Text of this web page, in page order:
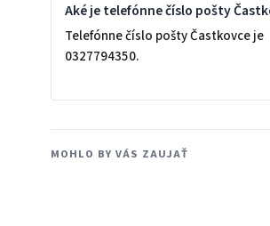
Aké je telefónne číslo pošty
Telefónne číslo pošty Častkovce je
0327794350.
MOHLO BY VÁS ZAUJAŤ